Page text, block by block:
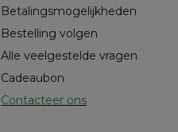
Betalingsmogelijkheden
Bestelling volgen
Alle veelgestelde vragen
Cadeaubon
Contacteer ons